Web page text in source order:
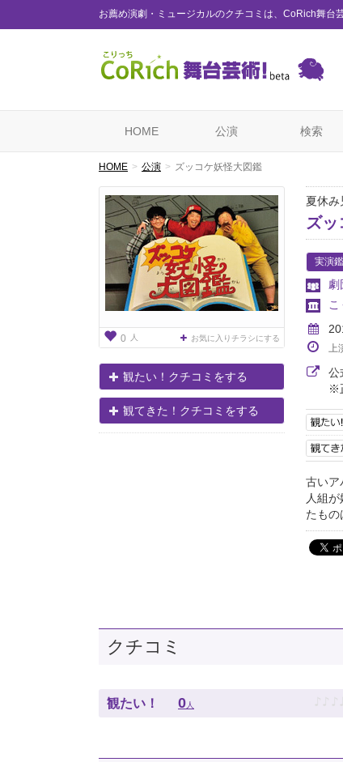
お薦め演劇・ミュージカルのクチコミは、CoRich舞台
HOME 公演 検索
HOME 公演 ズッコケ妖怪大図鑑
0 人 お気に入りチラシにする
観たい！クチコミをする
観てきた！クチコミをする
夏休
ズ
実演
劇
上
公
※
古いア
人組
たもの
クチコミ
観たい！ 0 人 ♪ ♪ ♪ ♪